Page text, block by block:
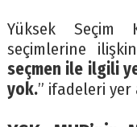
Yüksek Seçim
seçimlerine
seçmen ile ilgili
yok.” ifadeleri yer